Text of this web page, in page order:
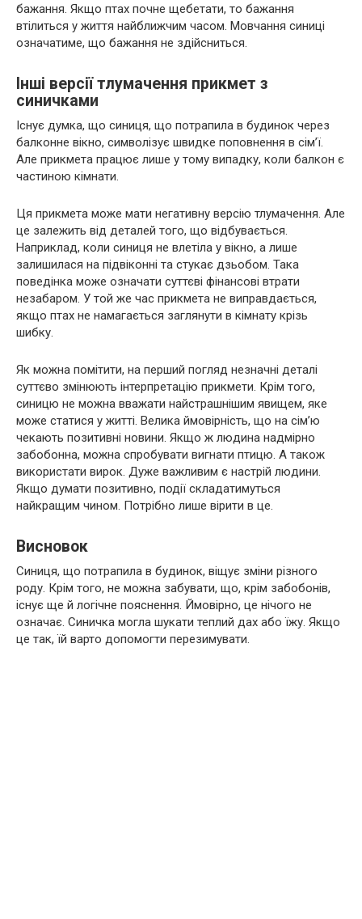
бажання. Якщо птах почне щебетати, то бажання
втілиться у життя найближчим часом. Мовчання синиці
означатиме, що бажання не здійсниться.
Інші версії тлумачення прикмет з
синичками
Існує думка, що синиця, що потрапила в будинок через
балконне вікно, символізує швидке поповнення в сім’ї.
Але прикмета працює лише у тому випадку, коли балкон є
частиною кімнати.
Ця прикмета може мати негативну версію тлумачення. Але
це залежить від деталей того, що відбувається.
Наприклад, коли синиця не влетіла у вікно, а лише
залишилася на підвіконні та стукає дзьобом. Така
поведінка може означати суттєві фінансові втрати
незабаром. У той же час прикмета не виправдається,
якщо птах не намагається заглянути в кімнату крізь
шибку.
Як можна помітити, на перший погляд незначні деталі
суттєво змінюють інтерпретацію прикмети. Крім того,
синицю не можна вважати найстрашнішим явищем, яке
може статися у житті. Велика ймовірність, що на сім’ю
чекають позитивні новини. Якщо ж людина надмірно
забобонна, можна спробувати вигнати птицю. А також
використати вирок. Дуже важливим є настрій людини.
Якщо думати позитивно, події складатимуться
найкращим чином. Потрібно лише вірити в це.
Висновок
Синиця, що потрапила в будинок, віщує зміни різного
роду. Крім того, не можна забувати, що, крім забобонів,
існує ще й логічне пояснення. Ймовірно, це нічого не
означає. Синичка могла шукати теплий дах або їжу. Якщо
це так, їй варто допомогти перезимувати.